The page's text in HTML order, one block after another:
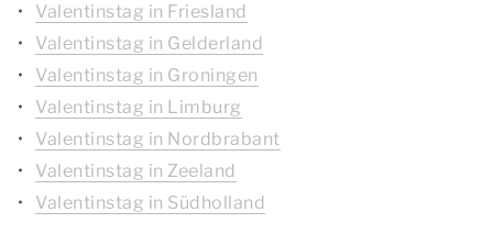
Valentinstag in Friesland
Valentinstag in Gelderland
Valentinstag in Groningen
Valentinstag in Limburg
Valentinstag in Nordbrabant
Valentinstag in Zeeland
Valentinstag in Südholland